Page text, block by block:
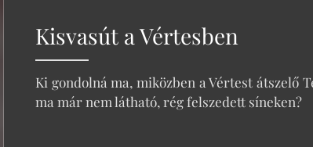
Kisvasút a Vértesben
Ki gondolná ma, miközben a Vértest átszelő
ma már nem látható, rég felszedett síneken?